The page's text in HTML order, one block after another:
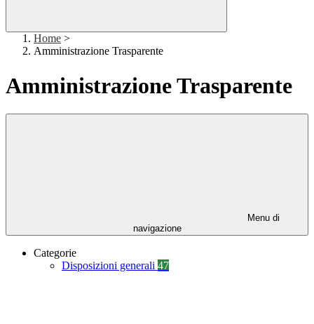
Home >
Amministrazione Trasparente
Amministrazione Trasparente
Menu di
navigazione
Categorie
Disposizioni generali 47